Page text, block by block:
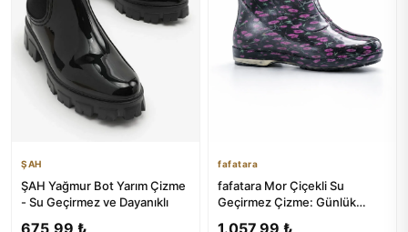
ŞAH
ŞAH Yağmur Bot Yarım Çizme
- Su Geçirmez ve Dayanıklı
675,99 ₺
fafatara
fafatara Mor Çiçekli Su
Geçirmez Çizme: Günlük
1.057,99 ₺